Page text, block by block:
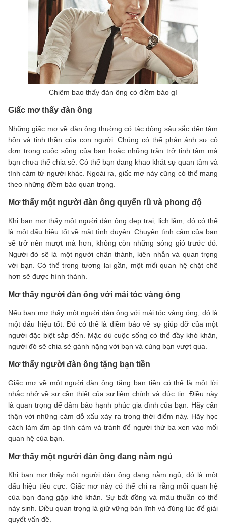
Chiêm bao thấy đàn ông có điềm báo gì
Giấc mơ thấy đàn ông
Những giấc mơ về đàn ông thường có tác động sâu sắc đến tâm
hồn và tinh thần của con người. Chúng có thể phản ánh sự cô
đơn trong cuộc sống của bạn hoặc những trăn trở tinh tâm mà
bạn chưa thể chia sẻ. Có thể bạn đang khao khát sự quan tâm và
tình cảm từ người khác. Ngoài ra, giấc mơ này cũng có thể mang
theo những điềm báo quan trọng.
Mơ thấy một người đàn ông quyến rũ và phong độ
Khi bạn mơ thấy một người đàn ông đẹp trai, lịch lãm, đó có thể
là một dấu hiệu tốt về mặt tình duyên. Chuyện tình cảm của bạn
sẽ trở nên mượt mà hơn, không còn những sóng gió trước đó.
Người đó sẽ là một người chân thành, kiên nhẫn và quan trọng
với bạn. Có thể trong tương lai gần, một mối quan hệ chặt chẽ
hơn sẽ được hình thành.
Mơ thấy người đàn ông với mái tóc vàng óng
Nếu bạn mơ thấy một người đàn ông với mái tóc vàng óng, đó là
một dấu hiệu tốt. Đó có thể là điềm báo về sự giúp đỡ của một
người đặc biệt sắp đến. Mặc dù cuộc sống có thể đầy khó khăn,
người đó sẽ chia sẻ gánh nặng với bạn và cùng bạn vượt qua.
Mơ thấy người đàn ông tặng bạn tiền
Giấc mơ về một người đàn ông tặng bạn tiền có thể là một lời
nhắc nhở về sự cần thiết của sự liêm chính và đức tin. Điều này
là quan trọng để đảm bảo hạnh phúc gia đình của bạn. Hãy cẩn
thận với những cám dỗ xấu xảy ra trong thời điểm này. Hãy học
cách làm ấm áp tình cảm và tránh để người thứ ba xen vào mối
quan hệ của bạn.
Mơ thấy một người đàn ông đang nằm ngủ
Khi bạn mơ thấy một người đàn ông đang nằm ngủ, đó là một
dấu hiệu tiêu cực. Giấc mơ này có thể chỉ ra rằng mối quan hệ
của bạn đang gặp khó khăn. Sự bất đồng và mâu thuẫn có thể
nảy sinh. Điều quan trọng là giữ vững bản lĩnh và đúng lúc để giải
quyết vấn đề.